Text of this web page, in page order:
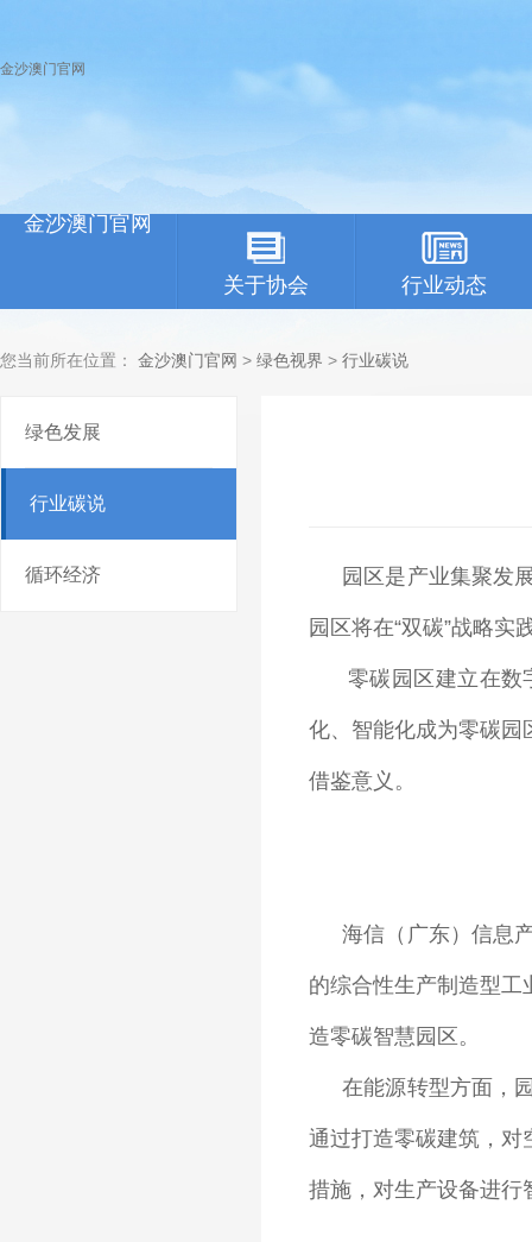
金沙澳门官网
金沙澳门官网
关于协会 行业动态
您当前所在位置： 金沙澳门官网 > 绿色视界 > 行业碳说
绿色发展
行业碳说
循环经济 园区是产业集聚发
园区将在“双碳”战略
零碳园区建立在数字
化、智能化成为零碳园
借鉴意义。
海信（广东）信息
的综合性生产制造型
造零碳智慧园区。
在能源转型方面，
通过打造零碳建筑，对
措施，对生产设备进行